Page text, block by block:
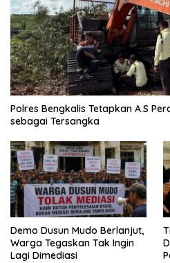
Polres Bengkalis Tetapkan A.S
sebagai Tersangka
Demo Dusun Mudo Berlanjut,
Warga Tegaskan Tak Ingin
Lagi Dimediasi